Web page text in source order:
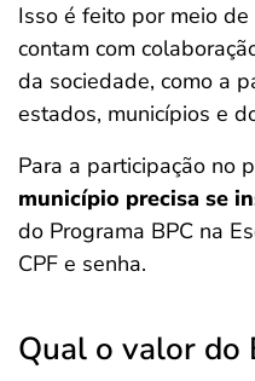
Isso é feito por meio
contam com
da sociedade, como a
estados, municípios e
Para a participação no
município precisa se
do Programa BPC na
CPF e senha.
Qual o valor do